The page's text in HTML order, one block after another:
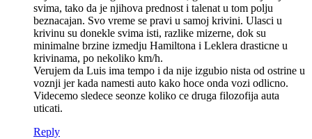
svima, tako da je njihova prednost i talenat u tom polju
beznacajan. Svo vreme se pravi u samoj krivini. Ulasci u
krivinu su donekle svima isti, razlike mizerne, dok su
minimalne brzine izmedju Hamiltona i Leklera drasticne u
krivinama, po nekoliko km/h.
Verujem da Luis ima tempo i da nije izgubio nista od ostrine u
voznji jer kada namesti auto kako hoce onda vozi odlicno.
Videcemo sledece seonze koliko ce druga filozofija auta
uticati.
Reply